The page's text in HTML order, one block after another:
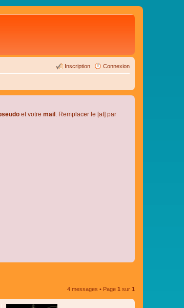
Connexion
Inscription
et votre mail . Remplacer le [at] par
4 messages • Page 1 sur 1